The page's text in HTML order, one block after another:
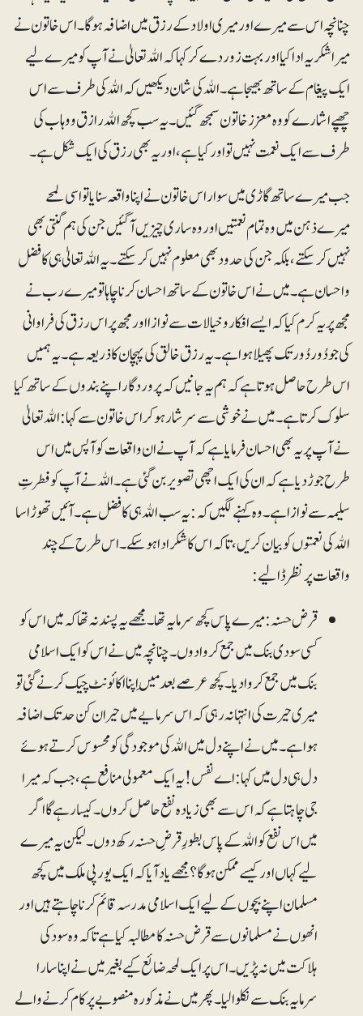
چنانچہ اس سے میرے اور میری اولاد کے رزق میں اضافہ ہوگا۔اس خاتون نے
میرا شکریہ ادا کیا اور بہت زور دے کر کہا کہ اﷲ تعالیٰ نے آپ کو میرے لیے
ایک پیغام کے ساتھ بھیجا ہے۔ اﷲ کی شان دیکھیں کہ اﷲ کی طرف سے اس
چھپے اشارے کو وہ معزز خاتون سمجھ گئیں۔ یہ سب کچھ اﷲ رازق و وہاب کی
طرف سے ایک نعمت نہیں تو اور کیا ہے، اور یہ بھی رزق کی ایک شکل ہے۔
جب میرے ساتھ گاڑی میں سوار اس خاتون نے اپنا واقعہ سنایا تو اسی لمحے
میرے ذہن میں وہ تمام نعمتیں اور وہ ساری چیزیں آگئیں جن کی ہم گنتی بھی
نہیں کرسکتے، بلکہ جن کی حدود بھی معلوم نہیں کرسکتے۔ یہ اﷲ تعالیٰ ہی کا فضل
واحسان ہے۔ میں نے اس خاتون کے ساتھ احسان کرنا چاہا تو میرے رب نے
مجھ پر یہ کرم کیا کہ ایسے افکار وخیالات سے نوازا اور مجھ پر اس رزق کی فراوانی
کی جو دُور دُور تک پھیلا ہوا ہے۔یہ رزق خالق کی پہچان کا ذریعہ ہے ۔ یہ ہمیں
اس طرح حاصل ہوتا ہے کہ ہم یہ جانیں کہ پروردگار اپنے بندوں کے ساتھ کیا
سلوک کرتا ہے۔ میں نے خوشی سے سرشار ہوکر اس خاتون سے کہا: اﷲ تعالیٰ
نے آپ پر یہ بھی احسان فرمایا ہے کہ آپ نے ان واقعات کو آپس میں اس
طرح جوڑ دیا ہے کہ ان کی ایک اچھی تصویر بن گئی ہے۔ اﷲ نے آپ کو فطرتِ
سلیمہ سے نوازا ہے۔ وہ کہنے لگیں کہ: یہ سب اﷲ ہی کا فضل ہے۔ آئیں تھوڑا سا
اﷲ کی نعمتوں کو بیان کریں، تاکہ اس کا شکر ادا ہوسکے۔ اس طرح کے چند
واقعات پر نظر ڈالیے:
قرض حسنہ:میرے پاس کچھ سرمایہ تھا۔ مجھے یہ پسند نہ تھا کہ میں اس کو
کسی سودی بنک میں جمع کروادوں۔ چنانچہ میں نے اس کو ایک اسلامی
بنک میں جمع کروادیا۔ کچھ عرصے بعد مَیں اپنا اکائونٹ چیک کرنے گئی تو
میری حیرت کی انتہا نہ رہی کہ اس سرمایے میں حیران کن حد تک اضافہ
ہوا ہے۔ میں نے اپنے دل میں اﷲ کی موجودگی کو محسوس کرتے ہوئے
دل ہی دل میں کہا: اے نفس! یہ ایک معمولی منافع ہے، جب کہ میرا
جی چاہتا ہے کہ اس سے بھی زیادہ نفع حاصل کروں۔ کیسا رہے گا اگر
میں اس نفع کو اﷲ کے پاس بطورِ قرضِ حسنہ رکھ دوں۔ لیکن یہ میرے
لیے کہاں اور کیسے ممکن ہوگا؟ مجھے یاد آیا کہ ایک یورپی ملک میں کچھ
مسلمان اپنے بچوں کے لیے ایک اسلامی مدرسہ قائم کرنا چاہتے ہیں اور
انھوں نے مسلمانوں سے قرض حسنہ کا مطالبہ کیا ہے تاکہ وہ سود کی
ہلاکت میں نہ پڑیں۔ اس پر ایک لمحہ ضائع کیے بغیر میں نے اپنا سارا
سرمایہ بنک سے نکلوالیا۔ پھر میں نے مذکورہ منصوبے پر کام کرنے والے